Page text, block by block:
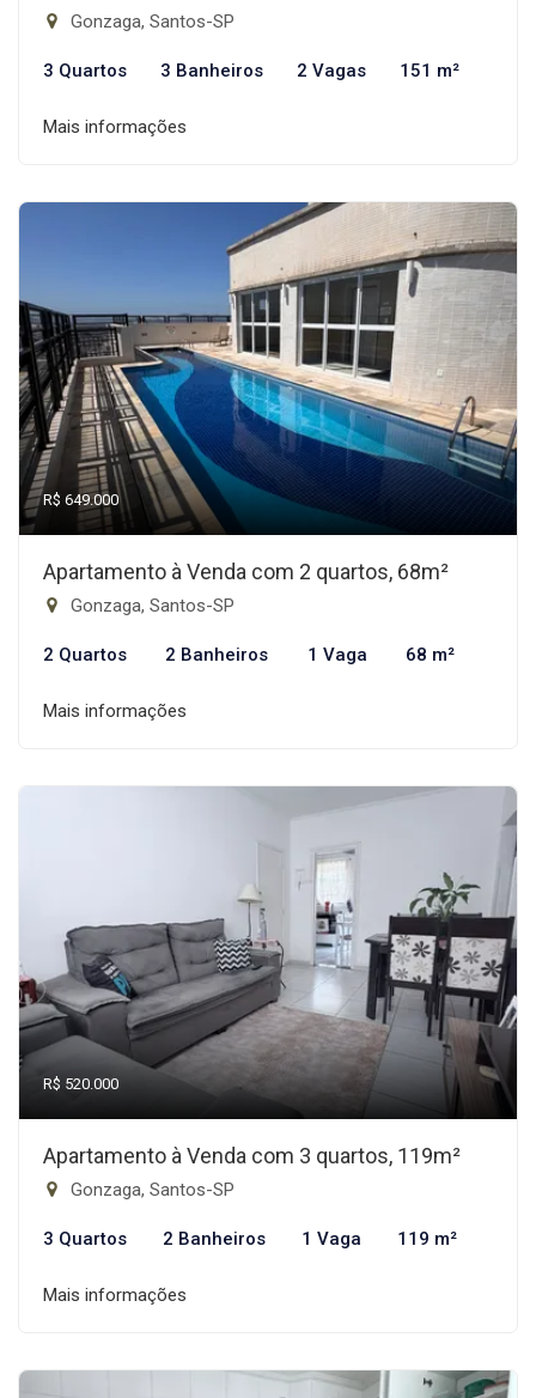
Gonzaga, Santos-SP
3 Quartos 3 Banheiros 2 Vagas 151 m²
Mais informações
R$ 649.000
Apartamento à Venda com 2 quartos, 68m²
Gonzaga, Santos-SP
2 Quartos 2 Banheiros 1 Vaga 68 m²
Mais informações
R$ 520.000
Apartamento à Venda com 3 quartos, 119m²
Gonzaga, Santos-SP
3 Quartos 2 Banheiros 1 Vaga 119 m²
Mais informações